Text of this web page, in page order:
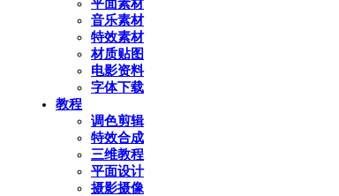
平面素材
音乐素材
特效素材
材质贴图
电影资料
字体下载
教程
调色剪辑
特效合成
三维教程
平面设计
摄影摄像